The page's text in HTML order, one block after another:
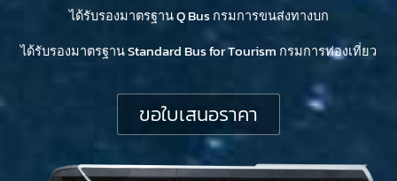
ได้รับรองมาตรฐาน Q Bus กรมการขนส่งทางบก
ได้รับรองมาตรฐาน Standard Bus for Tourism กรมการท่องเที่ยว
ขอใบเสนอราคา